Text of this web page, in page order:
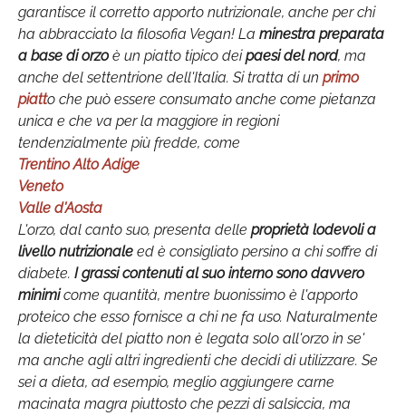
garantisce il corretto apporto nutrizionale, anche per chi
ha abbracciato la filosofia Vegan! La minestra preparata
a base di orzoè un piatto tipico deipaesi del nord, ma
anche del settentrione dell'Italia. Si tratta di un primo
piatto che può essere consumato anche come pietanza
unica e che va per la maggiore in regioni
tendenzialmente più fredde, come
Trentino Alto Adige
Veneto
Valle d'Aosta
L'orzo, dal canto suo, presenta delle proprietà lodevoli a
livello nutrizionale ed è consigliato persino a chi soffre di
diabete. I grassi contenuti al suo interno sono davvero
minimicome quantità, mentre buonissimo è l'apporto
proteico che esso fornisce a chi ne fa uso. Naturalmente
la dieteticità del piatto non è legata solo all'orzo in se'
ma anche agli altri ingredienti che decidi di utilizzare. Se
sei a dieta, ad esempio, meglio aggiungere carne
macinata magra piuttosto che pezzi di salsiccia, ma